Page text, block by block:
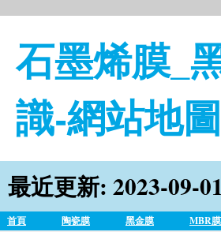
石墨烯膜_
識-網站地圖
最近更新: 2023-09-
首頁 陶瓷膜 黑金膜 MBR膜